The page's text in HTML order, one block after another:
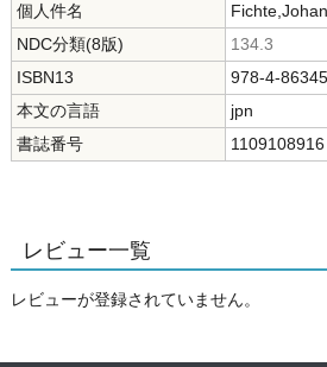
個人件名
NDC分類(8版)
134.3
ISBN13
978-4-
本文の言語
jpn
書誌番号
1109108916
レビュー一覧
レビューが登録されていません。